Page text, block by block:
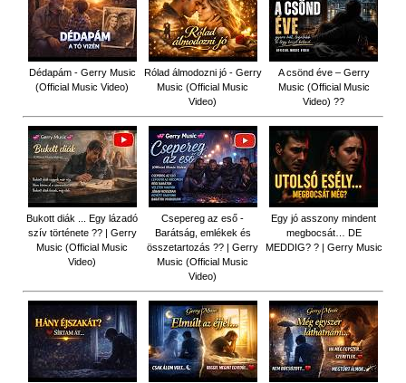
Dédapám - Gerry Music
(Official Music Video)
Rólad álmodozni jó - Gerry
Music (Official Music
Video)
A csönd éve – Gerry
Music (Official Music
Video) ??
Bukott diák ... Egy lázadó
szív története ?? | Gerry
Music (Official Music
Video)
Csepereg az eső -
Barátság, emlékek és
összetartozás ?️? | Gerry
Music (Official Music
Video)
Egy jó asszony mindent
megbocsát… DE
MEDDIG? ? | Gerry Music